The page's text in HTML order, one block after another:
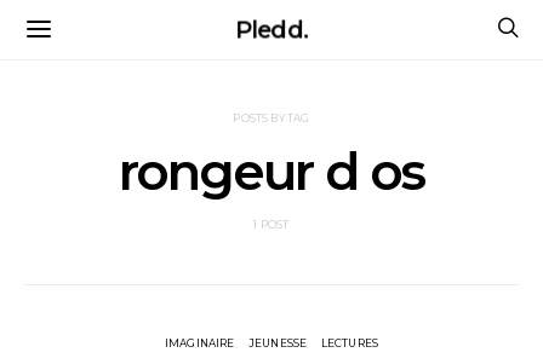
Pledd.
POSTS BY TAG
rongeur d os
1 POST
IMAGINAIRE JEUNESSE LECTURES